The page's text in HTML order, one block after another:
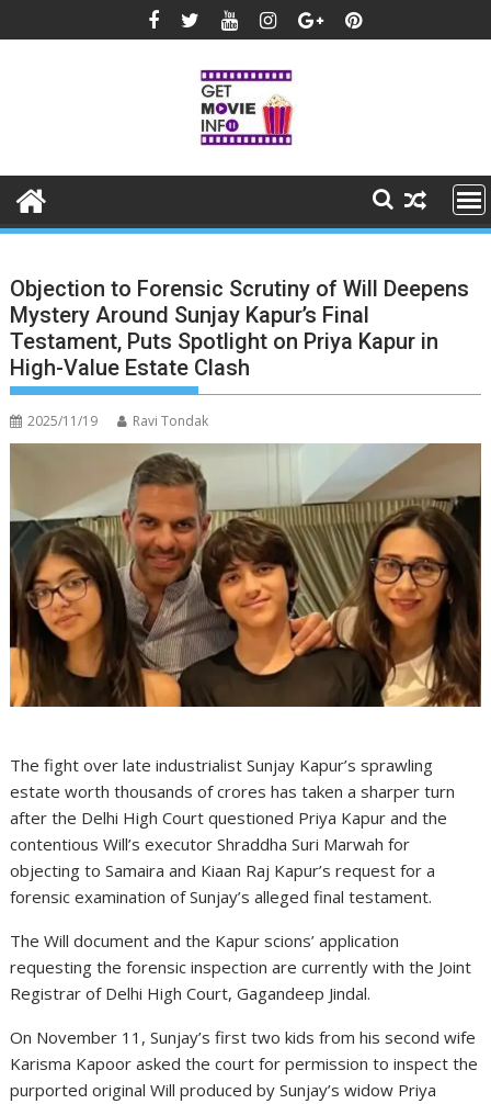
to
Objection to Forensic Scrutiny of Will Deepens
Mystery Around Sunjay Kapur’s Final
Testament, Puts Spotlight on Priya Kapur in
High-Value Estate Clash
2025/11/19 Ravi Tondak
The fight over late industrialist Sunjay Kapur’s sprawling
estate worth thousands of crores has taken a sharper turn
after the Delhi High Court questioned Priya Kapur and the
contentious Will’s executor Shraddha Suri Marwah for
objecting to Samaira and Kiaan Raj Kapur’s request for a
forensic examination of Sunjay’s alleged final testament.
The Will document and the Kapur scions’ application
requesting the forensic inspection are currently with the Joint
Registrar of Delhi High Court, Gagandeep Jindal.
On November 11, Sunjay’s first two kids from his second wife
Karisma Kapoor asked the court for permission to inspect the
purported original Will produced by Sunjay’s widow Priya